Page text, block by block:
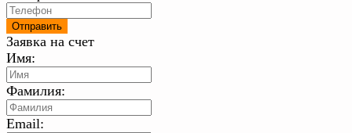
Заявка на счет
Имя:
Фамилия:
Email: